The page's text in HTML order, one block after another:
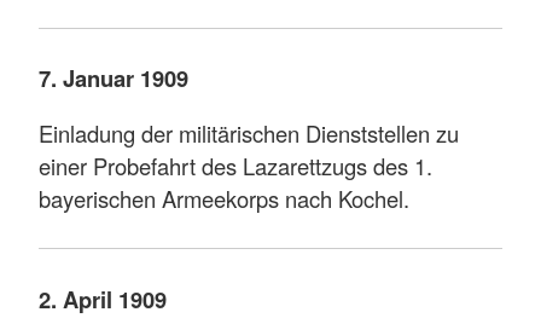
7. Januar 1909
Einladung der militärischen Dienststellen zu
einer Probefahrt des Lazarettzugs des 1.
bayerischen Armeekorps nach Kochel.
2. April 1909